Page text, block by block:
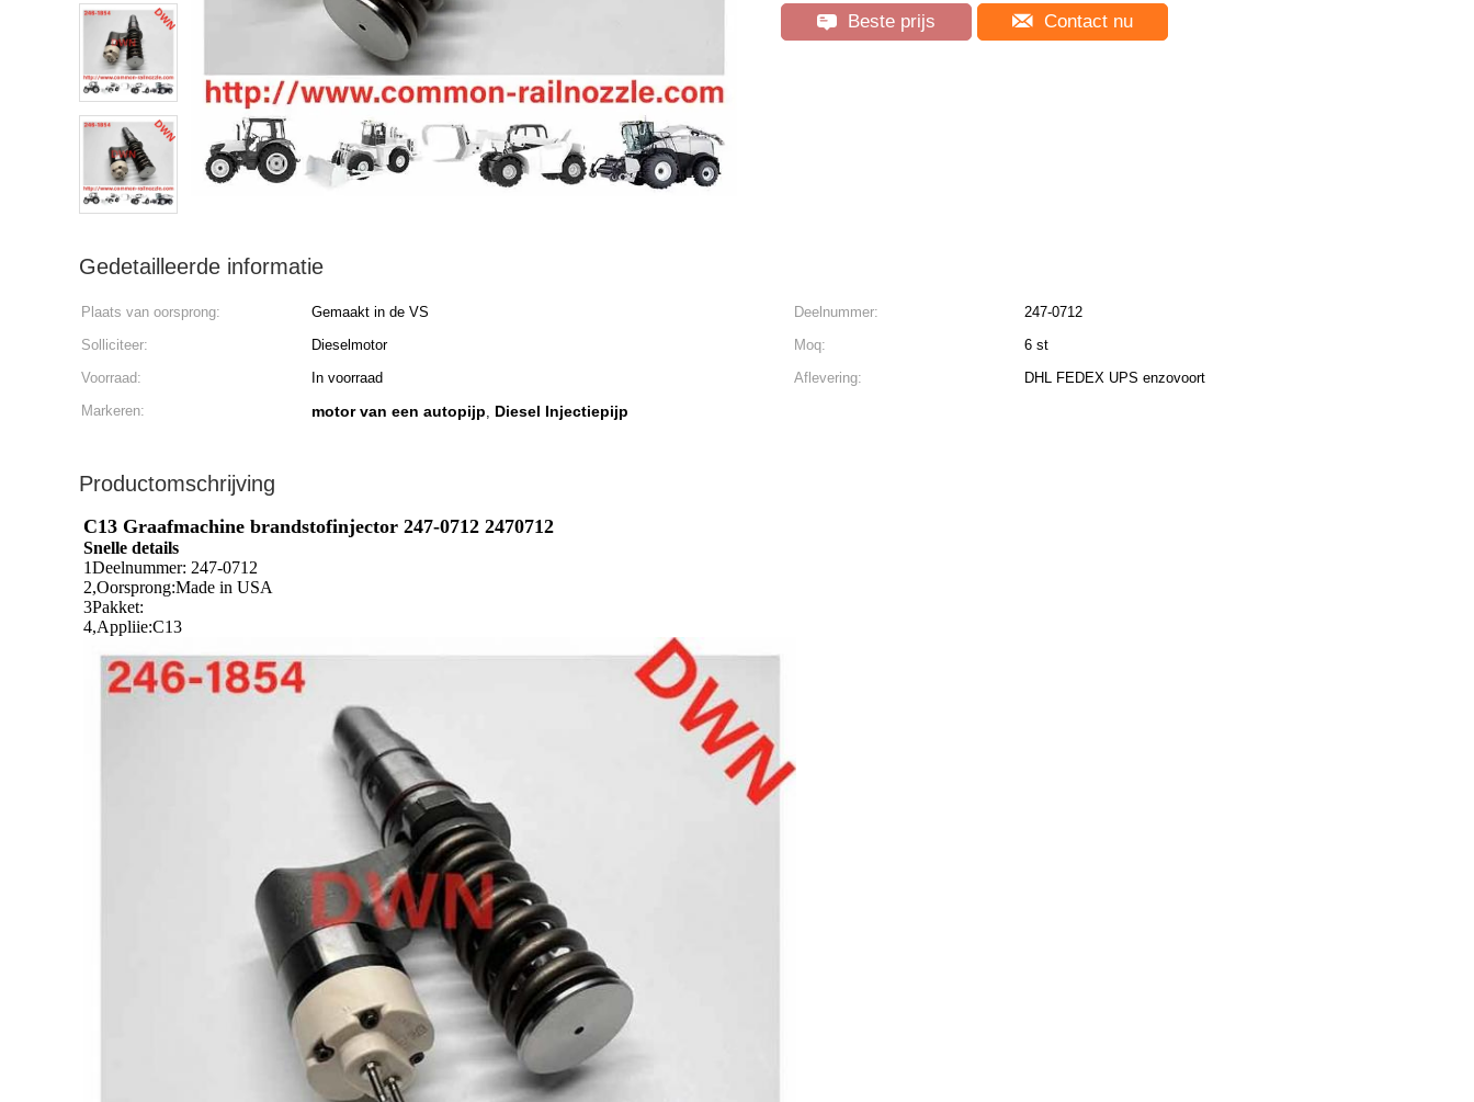
Beste prijs Contact nu
Gedetailleerde informatie
Plaats van oorsprong: Gemaakt in de VS Deelnummer:
247-0712
Solliciteer:
Dieselmotor Moq:
6 st
Voorraad:
In voorraad Aflevering:
DHL FEDEX UPS enzovoort
Markeren:
motor van een autopijp, Diesel Injectiepijp
Productomschrijving
C13 Graafmachine brandstofinjector 247-0712 2470712
Snelle details
1Deelnummer: 247-0712
2,Oorsprong:Made in USA
3Pakket:
4,Appliie:C13